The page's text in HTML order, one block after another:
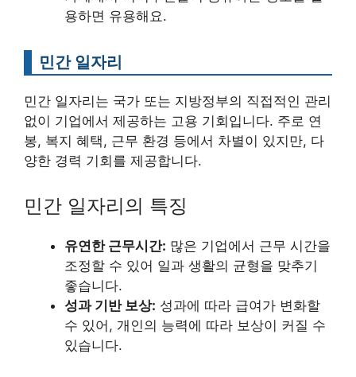
용하면 유용해요.
민간 일자리
민간 일자리는 국가 또는 지방정부의 직접적인 관리
없이 기업에서 제공하는 고용 기회입니다. 주로 연
봉, 복지 혜택, 근무 환경 등에서 차별이 있지만, 다
양한 경력 기회를 제공합니다.
민간 일자리의 특징
유연한 근무시간: 많은 기업에서 근무 시간을
조정할 수 있어 일과 생활의 균형을 맞추기
좋습니다.
성과 기반 보상: 성과에 따라 급여가 변화할
수 있어, 개인의 능력에 따라 보상이 커질 수
있습니다.